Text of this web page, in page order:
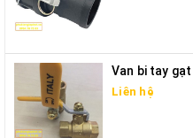
Van bi tay
Liên hệ